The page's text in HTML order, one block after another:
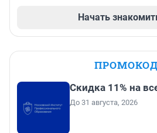
Начать
Скидка 11% на
До 31 августа, 2026